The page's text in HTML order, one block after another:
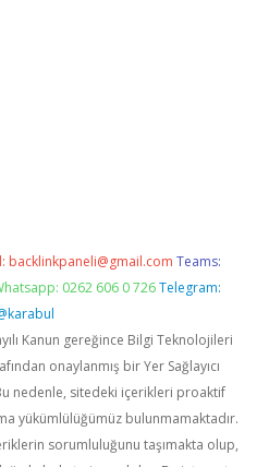
backlinkpaneli@gmail.com Teams:
0262 606 0 726 Telegram:
Kanun gereğince Bilgi Teknolojileri
onaylanmış bir Yer Sağlayıcı
nedenle, sitedeki içerikleri proaktif
yükümlülüğümüz bulunmamaktadır.
sorumluluğunu taşımakta olup,